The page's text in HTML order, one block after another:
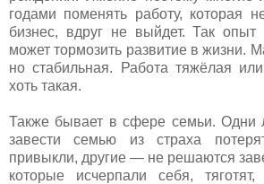
годами поменять работу, которая
бизнес, вдруг не выйдет. Так опыт
может тормозить развитие в жизни.
но стабильная. Работа тяжёлая
хоть такая.
Также бывает в сфере семьи. Одни
завести семью из страха
привыкли, другие — не решаются
которые исчерпали себя,